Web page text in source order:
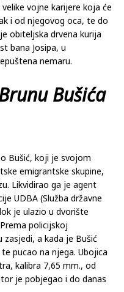
vojne karijere koja će
i od njegovog oca, te do
obiteljska drvena kurija
bana Josipa, u
nemaru.
Bušića
Bušić, koji je svojom
emigrantske skupine,
Likvidirao ga je agent
UDBA (Služba državne
je ulazio u dvorište
policijskoj
a kada je Bušić
pucao na njega. Ubojica
kalibra 7,65 mm., od
je pobjegao i do danas